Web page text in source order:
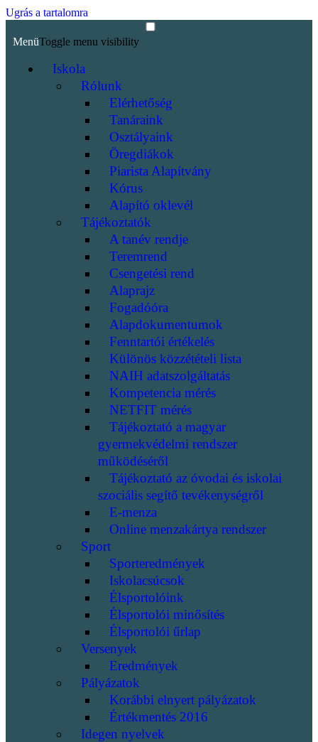
Ugrás a tartalomra
MenüToggle menu visibility
Iskola
Rólunk
Elérhetőség
Tanáraink
Osztályaink
Öregdiákok
Piarista Alapítvány
Kórus
Alapító oklevél
Tájékoztatók
A tanév rendje
Teremrend
Csengetési rend
Alaprajz
Fogadóóra
Alapdokumentumok
Fenntartói értékelés
Különös közzétételi lista
NAIH adatszolgáltatás
Kompetencia mérés
NETFIT mérés
Tájékoztató a magyar
gyermekvédelmi rendszer
működéséről
Tájékoztató az óvodai és iskolai
szociális segítő tevékenységről
E-menza
Online menzakártya rendszer
Sport
Sporteredmények
Iskolacsúcsok
Élsportolóink
Élsportolói minősítés
Élsportolói űrlap
Versenyek
Eredmények
Pályázatok
Korábbi elnyert pályázatok
Értékmentés 2016
Idegen nyelvek